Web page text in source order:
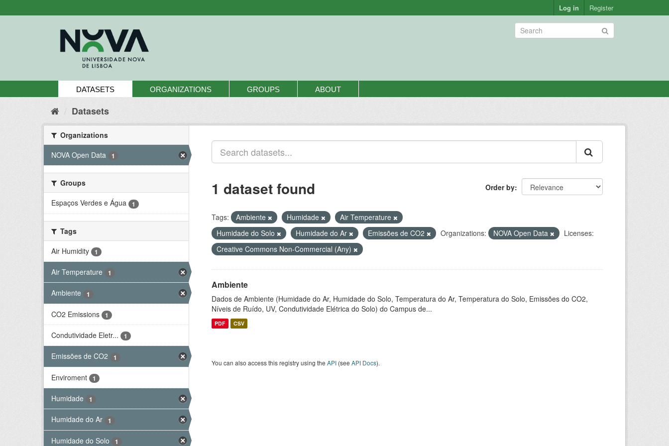
to
Log in Register
DATASETS ORGANIZATIONS GROUPS ABOUT
Datasets
Organizations
NOVA Open Data
1
Groups
Espaços Verdes e Água
1
Tags
Air Humidity
1
Air Temperature 1
Ambiente 1
CO2 Emissions 1
Condutividade Eletr... 1
Emissões de CO2 1
Enviroment 1
Humidade 1
Humidade do Ar 1
Humidade do Solo 1
Order by
1 dataset found
Tags: Ambiente Humidade
Air Temperature
Humidade do Solo
Humidade do Ar Emissões de CO2 Organizations: NOVA Open Data
Licenses:
Creative Commons Non-Commercial (Any)
Ambiente
Dados de Ambiente (Humidade do Ar, Humidade do Solo, Temperatura do Ar, Temperatura do Solo, Emissões do CO2,
Níveis de Ruído, UV, Condutividade Elétrica do Solo) do Campus de...
PDF CSV
You can also access this registry using the API (see API Docs).